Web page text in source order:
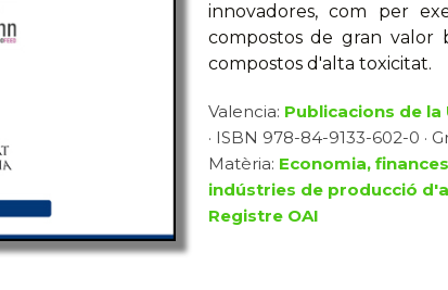
innovadores, com per
compostos de gran valor
compostos d'alta toxicitat.
Valencia: Publicacions de
· ISBN 978-84-9133-602-0 ·
Matèria: Economia,
indústries de producció
Registre OAI